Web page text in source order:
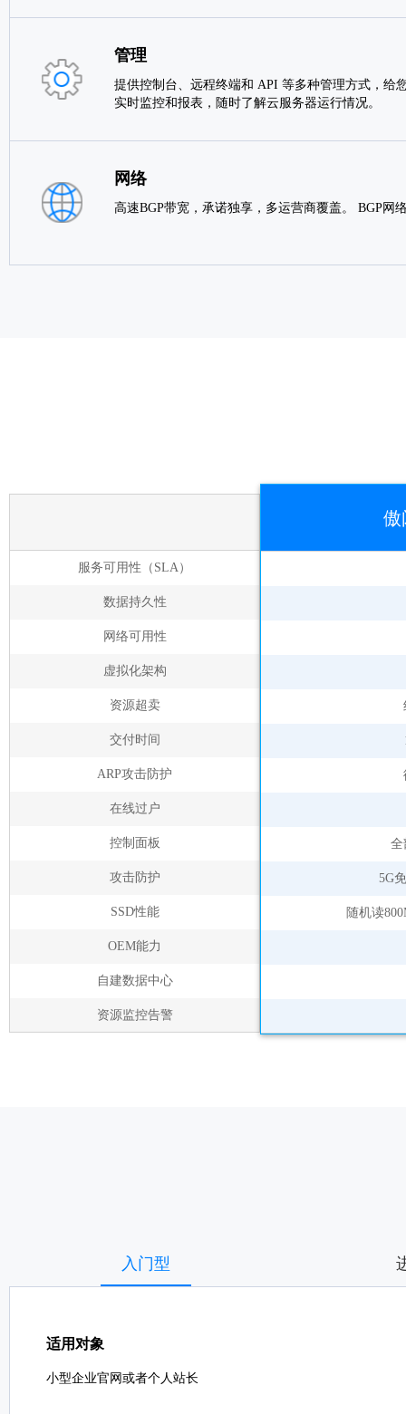
管理
提供控制台、远程终端和 API 等多种管理方式，给
实时监控和报表，随时了解云服务器运行情况。
网络
高速BGP带宽，承诺独享，多运营商覆盖。 BGP
服务可用性（SLA）
数据持久性
网络可用性
虚拟化架构
资源超卖
交付时间
ARP攻击防护
在线过户
控制面板
攻击防护
SSD性能
OEM能力
自建数据中心
资源监控告警
傲
全
5G
随机读
入门型
适用对象
小型企业官网或者个人站长